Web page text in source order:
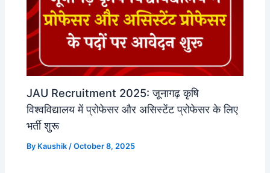
JAU Recruitment 2025: जूनागढ़ कृषि
विश्वविद्यालय में प्रोफेसर और असिस्टेंट प्रोफेसर के लिए
भर्ती शुरू
By Kaushik/October 8, 2025